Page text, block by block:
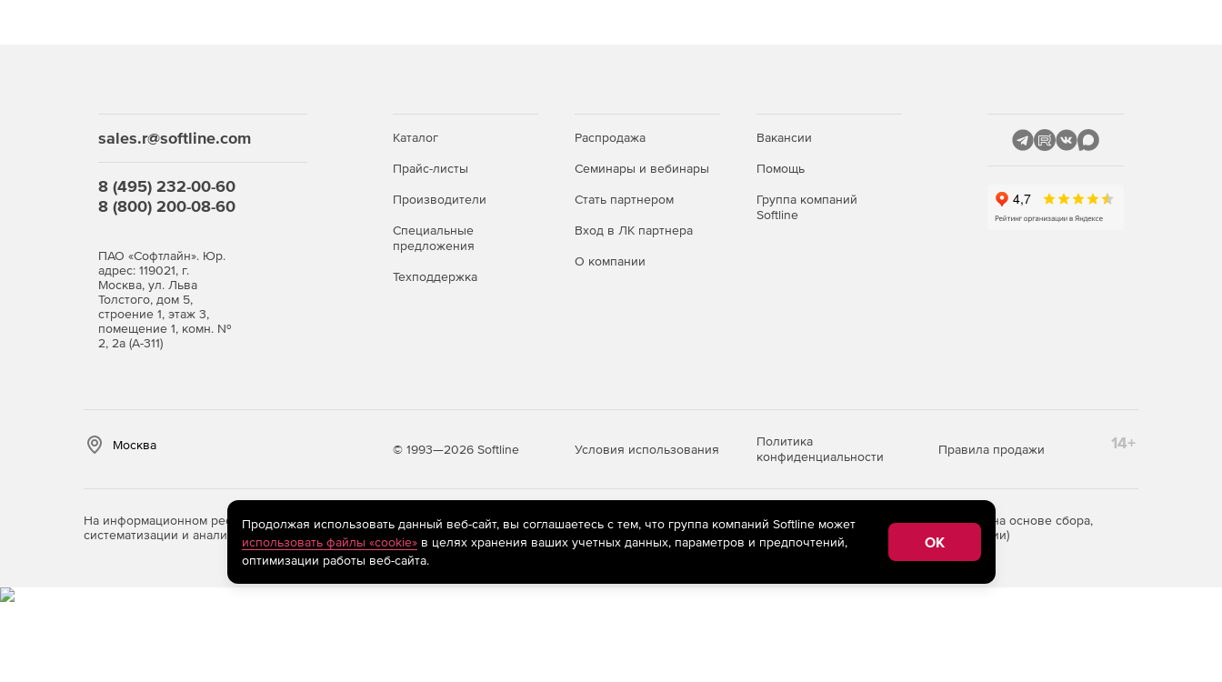
sales.r@softline.com
8 (495) 232-00-60
8 (800) 200-08-60
ПАО «Софтлайн». Юр.
адрес: 119021, г.
Москва, ул. Льва
Толстого, дом 5,
строение 1, этаж 3,
помещение 1, комн. №
2, 2а (А-311)
Каталог
Прайс-листы
Производители
Специальные
предложения
Техподдержка
Распродажа
Семинары и вебинары
Стать партнером
Вход в ЛК партнера
О компании
Вакансии
Помощь
Группа компаний
Softline
Москва © 1993—2026 Softline Условия использования
Политика
конфиденциальности
Правила продажи 14+
На информационном ресурсе store.softline.ru применяютсярекомендательные технологии(информационные технологии предоставления информации на основе сбора,
систематизации и анализа сведений, относящихся к предпочтениям пользователей сети «Интернет», находящихся на территории Российской Федерации)
Продолжая использовать данный веб-сайт, вы соглашаетесь с тем, что группа компаний Softline может
использовать файлы «cookie»в целях хранения ваших учетных данных, параметров и предпочтений,
оптимизации работы веб-сайта.
OK